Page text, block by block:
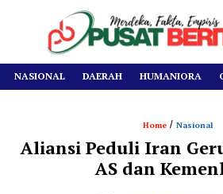
NASIONAL DAERAH HUMANIORA
Home / Nasional
‎Aliansi Peduli Iran
AS dan